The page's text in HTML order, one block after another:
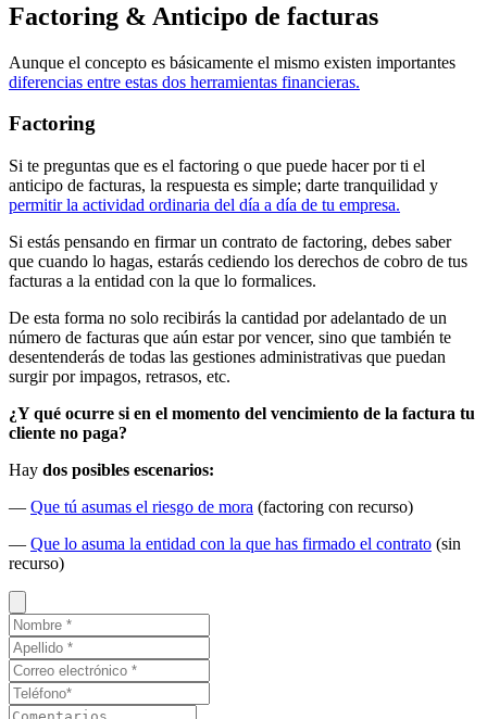
Factoring & Anticipo de facturas
Aunque el concepto es básicamente el mismo existen importantes
diferencias entre estas dos herramientas financieras.
Factoring
Si te preguntas que es el factoring o que puede hacer por ti el
anticipo de facturas, la respuesta es simple; darte tranquilidad y
permitir la actividad ordinaria del día a día de tu empresa.
Si estás pensando en firmar un contrato de factoring, debes saber
que cuando lo hagas, estarás cediendo los derechos de cobro de tus
facturas a la entidad con la que lo formalices.
De esta forma no solo recibirás la cantidad por adelantado de un
número de facturas que aún estar por vencer, sino que también te
desentenderás de todas las gestiones administrativas que puedan
surgir por impagos, retrasos, etc.
¿Y qué ocurre si en el momento del vencimiento de la factura tu
cliente no paga?
Hay dos posibles escenarios:
— Que tú asumas el riesgo de mora (factoring con recurso)
— Que lo asuma la entidad con la que has firmado el contrato (sin
recurso)